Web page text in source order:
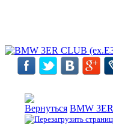
BMW